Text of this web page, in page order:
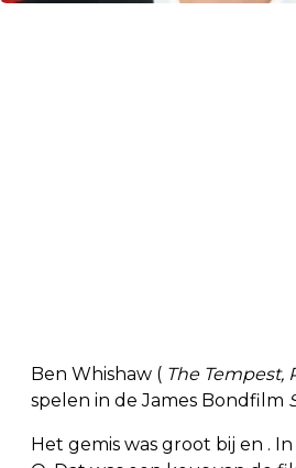
Ben Whishaw ( The Tempest,
spelen in de James Bondfilm
Het gemis was groot bij en .